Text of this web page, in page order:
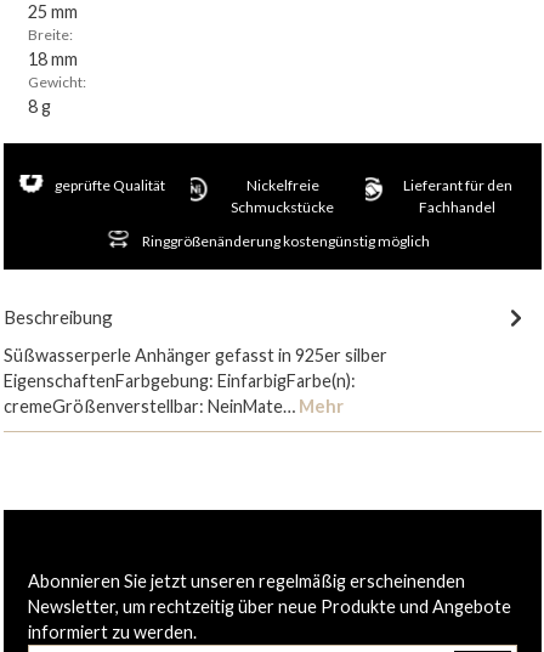
25 mm
Breite:
18 mm
Gewicht:
8 g
geprüfte Qualität
Nickelfreie
Schmuckstücke
Lieferant für den
Fachhandel
Ringgrößenänderung kostengünstig möglich
Beschreibung
Süßwasserperle Anhänger gefasst in 925er silber
EigenschaftenFarbgebung: EinfarbigFarbe(n):
cremeGrößenverstellbar: NeinMate… Mehr
Abonnieren Sie jetzt unseren regelmäßig erscheinenden
Newsletter, um rechtzeitig über neue Produkte und Angebote
informiert zu werden.